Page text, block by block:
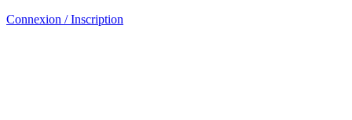
Connexion / Inscription